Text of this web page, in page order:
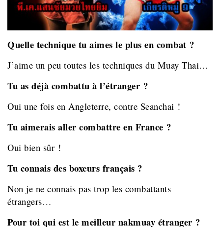
Quelle technique tu aimes le plus en combat ?
J’aime un peu toutes les techniques du Muay Thai…
Tu as déjà combattu à l’étranger ?
Oui une fois en Angleterre, contre Seanchai !
Tu aimerais aller combattre en France ?
Oui bien sûr !
Tu connais des boxeurs français ?
Non je ne connais pas trop les combattants
étrangers…
Pour toi qui est le meilleur nakmuay étranger ?